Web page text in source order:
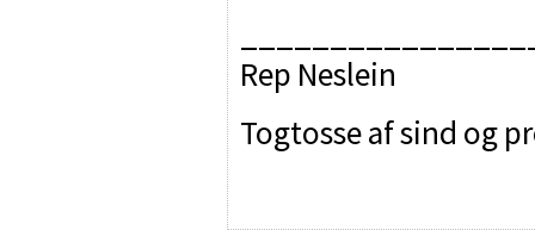
Rep Neslein
Togtosse af sind og